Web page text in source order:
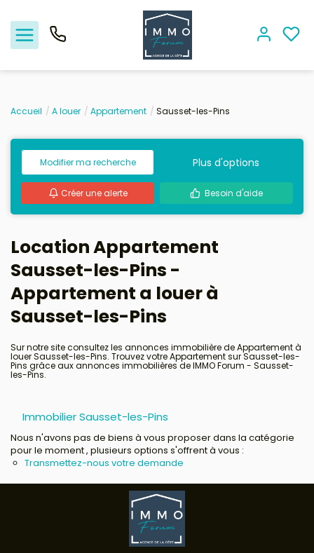
Vendre
Biens vendus
Location - Gestion
Nos agences
Estimation
Avis clients
Accueil A louer Appartement Sausset-les-Pins
Modifier ma recherche Plus d'options
Créer une alerte Besoin d'aide
Location Appartement
Sausset-les-Pins -
Appartement a louer à
Sausset-les-Pins
Sur notre site consultez les annonces immobilière de Appartement à
louer Sausset-les-Pins. Trouvez votre Appartement sur Sausset-les-
Pins grâce aux annonces immobilières de IMMO Forum - Sausset-
les-Pins.
Immobilier Sausset-les-Pins
Nous n'avons pas de biens à vous proposer dans la catégorie
pour le moment , plusieurs options s'offrent à vous :
Transmettez-nous votre demande